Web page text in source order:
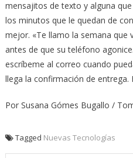
mensajitos de texto y alguna
los minutos que le quedan de
mejor. «Te llamo la semana que
antes de que su teléfono
escríbeme al correo cuando
llega la confirmación de entrega.
Por Susana Gómes Bugallo /
Tagged Nuevas Tecnologías